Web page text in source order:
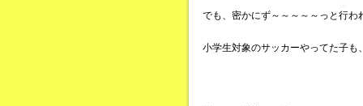
でも、密かにず～～～～～っと行わ
小学生対象のサッカーやってた子